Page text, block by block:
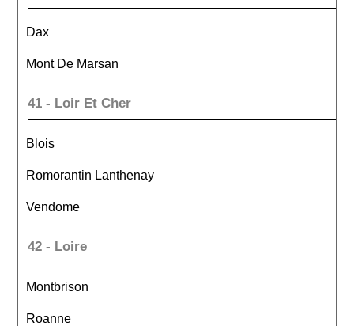
Dax
Mont De Marsan
41 - Loir Et Cher
Blois
Romorantin Lanthenay
Vendome
42 - Loire
Montbrison
Roanne